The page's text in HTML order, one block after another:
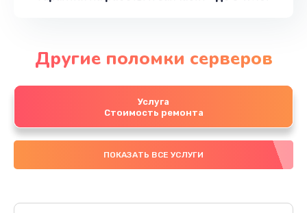
Другие поломки серверов
Услуга
Стоимость ремонта
ПОКАЗАТЬ ВСЕ УСЛУГИ